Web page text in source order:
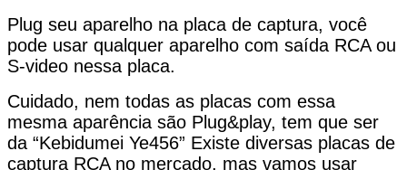
Plug seu aparelho na placa de captura, você
pode usar qualquer aparelho com saída RCA ou
S-video nessa placa.
Cuidado, nem todas as placas com essa
mesma aparência são Plug&play, tem que ser
da “Kebidumei Ye456” Existe diversas placas de
captura RCA no mercado, mas vamos usar